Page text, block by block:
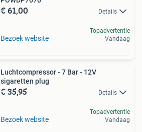
€ 61,00 Details
Bezoek website
Topadvertentie
Vandaag
Luchtcompressor - 7 Bar - 12V
sigaretten plug
€ 35,95 Details
Bezoek website
Topadvertentie
Vandaag